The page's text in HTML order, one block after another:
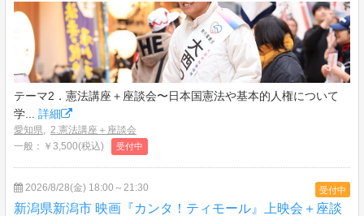
テーマ2．憲法講座＋座談会〜日本国憲法や基本的人権について
学... 詳細
愛知県, 2.憲法講座＋座談会
一般：￥3,500(税込)
受付中
受付中
2026/8/28(金) 18:00～21:30
新潟県新潟市 映画『カンタ！ティモール』上映会＋座談